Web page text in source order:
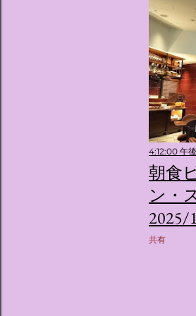
4:12:00 午後
朝食
ン・
2025/
共有